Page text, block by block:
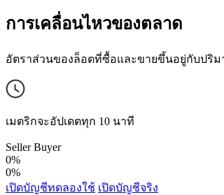
การเคลื่อนไหวของตลาด
อัตราส่วนของล็อตที่ซื้อและขายขึ้นอยู่กับปริ
เมตริกจะอัปเดตทุก 10 นาที
Seller Buyer
0%
0%
เปิดบัญชีทดลองใช้ เปิดบัญชีจริง